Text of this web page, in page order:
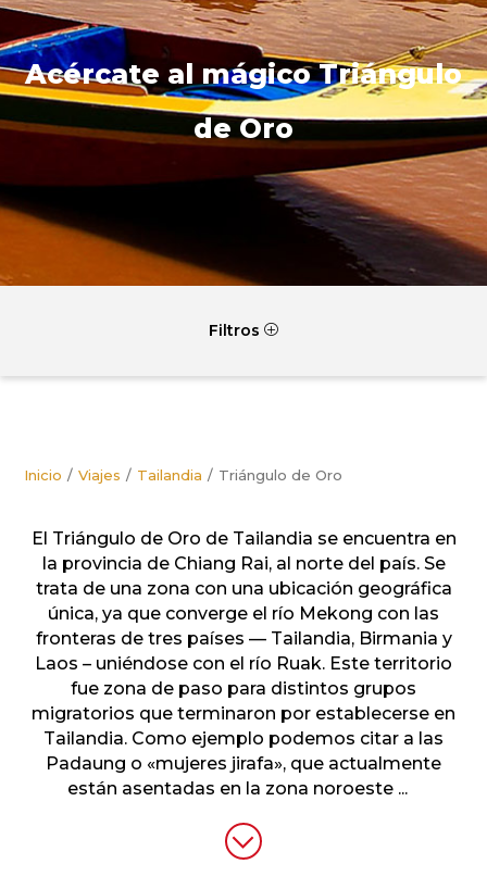
Acércate al mágico Triángulo
de Oro
Filtros P
Inicio Viajes Tailandia Triángulo de Oro
El Triángulo de Oro de Tailandia se encuentra en
la provincia de Chiang Rai, al norte del país. Se
trata de una zona con una ubicación geográfica
única, ya que converge el río Mekong con las
fronteras de tres países — Tailandia, Birmania y
Laos – uniéndose con el río Ruak. Este territorio
fue zona de paso para distintos grupos
migratorios que terminaron por establecerse en
Tailandia. Como ejemplo podemos citar a las
Padaung o «mujeres jirafa», que actualmente
están asentadas en la zona noroeste ...